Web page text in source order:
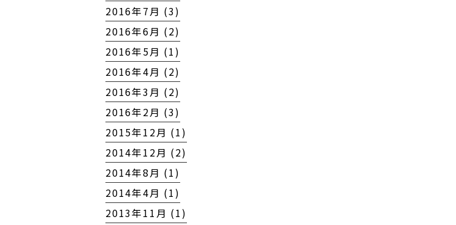
2016年7月 (3)
2016年6月 (2)
2016年5月 (1)
2016年4月 (2)
2016年3月 (2)
2016年2月 (3)
2015年12月 (1)
2014年12月 (2)
2014年8月 (1)
2014年4月 (1)
2013年11月 (1)